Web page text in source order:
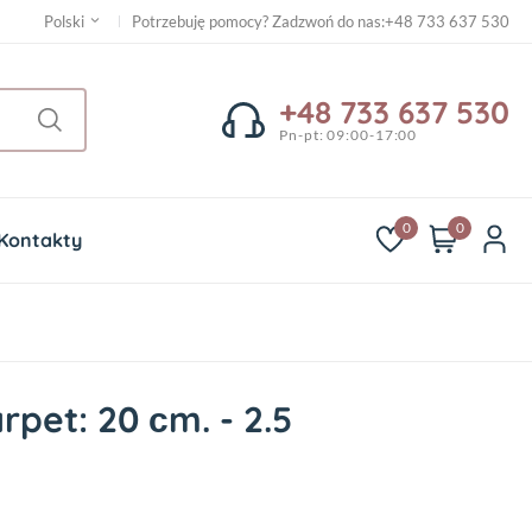
Polski Potrzebuję pomocy? Zadzwoń do nas:+48 733 637 530
+48 733 637 530
Pn-pt: 09:00-17:00
0 0
20 сm. - 2.5